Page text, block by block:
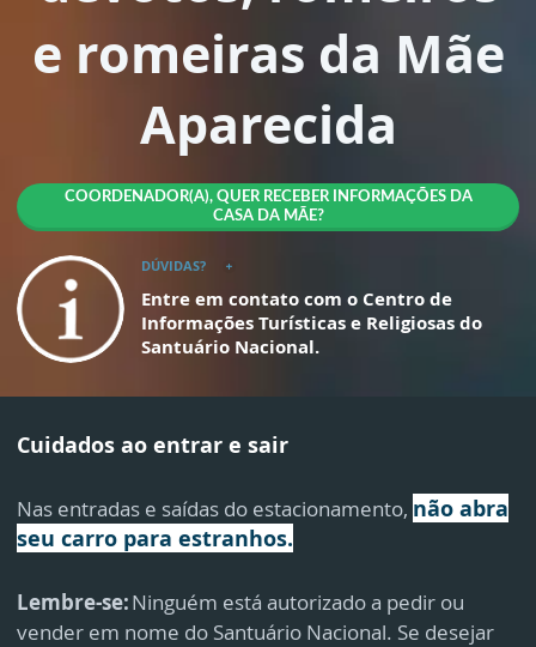
e romeiras da Mãe
Aparecida
COORDENADOR(A), QUER RECEBER INFORMAÇÕES DA
CASA DA MÃE?
DÚVIDAS?
Entre em contato com o Centro de
Informações Turísticas e Religiosas do
Santuário Nacional.
Cuidados ao entrar e sair
Nas entradas e saídas do estacionamento, não abra
seu carro para estranhos.
Lembre-se:Ninguém está autorizado a pedir ou
vender em nome do Santuário Nacional. Se desejar